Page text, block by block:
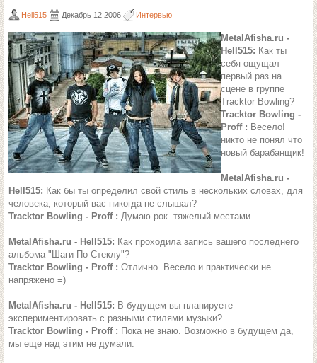
Hell515 Декабрь 12 2006 Интервью
MetalAfisha.ru -
Hell515: Как ты
себя ощущал
первый раз на
сцене в группе
Tracktor Bowling?
Tracktor Bowling -
Proff : Весело!
никто не понял что
новый барабанщик!
MetalAfisha.ru -
Hell515: Как бы ты определил свой стиль в нескольких словах, для
человека, который вас никогда не слышал?
Tracktor Bowling - Proff : Думаю рок. тяжелый местами.
MetalAfisha.ru - Hell515: Как проходила запись вашего последнего
альбома "Шаги По Стеклу"?
Tracktor Bowling - Proff : Отлично. Весело и практически не
напряжено =)
MetalAfisha.ru - Hell515: В будущем вы планируете
экспериментировать с разными стилями музыки?
Tracktor Bowling - Proff : Пока не знаю. Возможно в будущем да,
мы еще над этим не думали.